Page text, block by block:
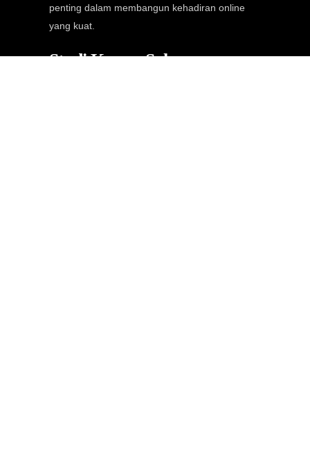
penting dalam membangun kehadiran online
yang kuat.
Studi Kasus: Sukses